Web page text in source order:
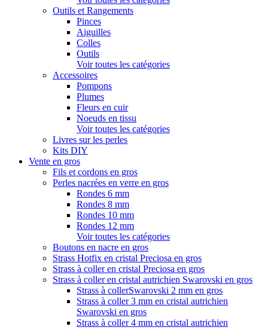
Outils et Rangements
Pinces
Aiguilles
Colles
Outils
Voir toutes les catégories
Accessoires
Pompons
Plumes
Fleurs en cuir
Noeuds en tissu
Voir toutes les catégories
Livres sur les perles
Kits DIY
Vente en gros
Fils et cordons en gros
Perles nacrées en verre en gros
Rondes 6 mm
Rondes 8 mm
Rondes 10 mm
Rondes 12 mm
Voir toutes les catégories
Boutons en nacre en gros
Strass Hotfix en cristal Preciosa en gros
Strass à coller en cristal Preciosa en gros
Strass à coller en cristal autrichien Swarovski en gros
Strass à collerSwarovski 2 mm en gros
Strass à coller 3 mm en cristal autrichien
Swarovski en gros
Strass à coller 4 mm en cristal autrichien